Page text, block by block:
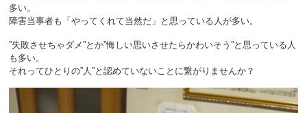
多い。
障害当事者も「やってくれて当然だ」と思っている人が多い。
”失敗させちゃダメ”とか”悔しい思いさせたらかわいそう”と思っている人
も多い。
それってひとりの”人”と認めていないことに繋がりませんか？